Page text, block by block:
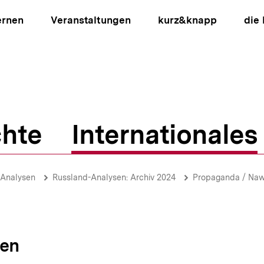
Veranstaltungen kurz&knapp die
Internationales
Russland-Analysen: Archiv 2024 Propaganda /